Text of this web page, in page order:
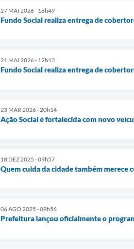
27 MAI 2026 - 18h49
Fundo Social realiza entrega de
21 MAI 2026 - 12h13
Fundo Social realiza entrega de
23 MAR 2026 - 20h14
Ação Social é fortalecida com novo
18 DEZ 2025 - 09h57
Quem cuida da cidade também merece
06 AGO 2025 - 09h56
Prefeitura lançou oficialmente o